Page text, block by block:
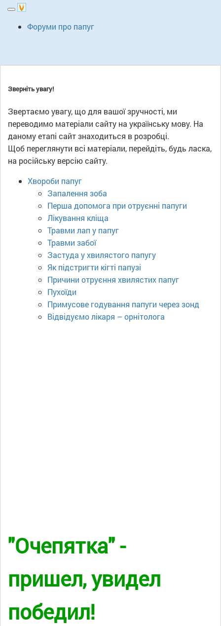
Toggle
navigation
Форуми про папуг
Зверніть увагу!
Звертаємо увагу, що для вашої зручності, ми
переводимо матеріали сайту на українську мову. На
даному етапі сайт знаходиться в розробці.
Щоб переглянути всі матеріали, перейдіть, будь ласка,
на російську версію сайту.
Xвороби папуг
Запалення зоба
Перша допомога при отруєнні папуги
Лікування кліща
Травми лап у папуг
Травми забої
Застуда у хвилястого папугу
Як підстригти кігті папузі
Причини отруєння хвилястих папуг
Пухоїди
Примусове годування папуги через зонд
Відвідуємо лікаря – орнітолога
"Очепятка" -
пришел, увидел
победил!